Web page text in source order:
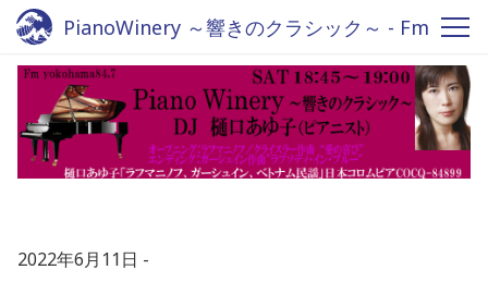
PianoWinery ～響きのクラシック～ - Fm
yokohama 84.7
2022年6月11日